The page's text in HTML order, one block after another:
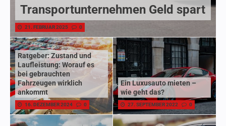
Transportunternehmen Geld spart
21. FEBRUAR 2025 0
Ratgeber: Zustand und
Laufleistung: Worauf es
bei gebrauchten
Fahrzeugen wirklich
ankommt
16. DEZEMBER 2024 0
Ein Luxusauto mieten –
wie geht das?
27. SEPTEMBER 2022 0